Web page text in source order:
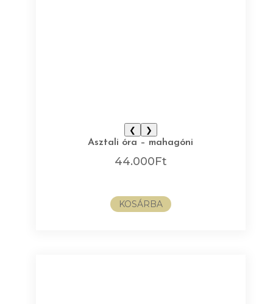
❮
❯
Asztali óra – mahagóni
44.000Ft
KOSÁRBA